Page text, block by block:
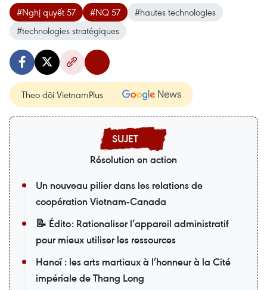
#Nghị quyết 57 #NQ 57
#hautes technologies
#technologies stratégiques
Theo dõi VietnamPlus
Résolution en action
Un nouveau pilier dans les relations de
coopération Vietnam-Canada
📝 Édito: Rationaliser l’appareil administratif
pour mieux utiliser les ressources
Hanoï : les arts martiaux à l’honneur à la Cité
impériale de Thang Long